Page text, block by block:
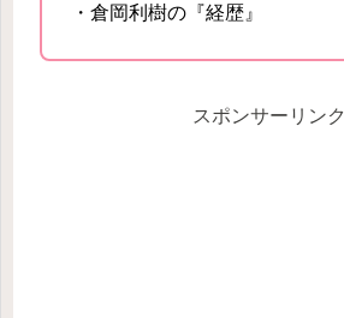
・倉岡利樹の『経歴』
スポンサーリンク